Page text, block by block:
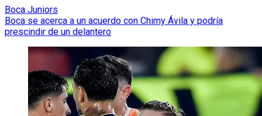
Boca Juniors
Boca se acerca a un acuerdo con Chimy Ávila y podría
prescindir de un delantero